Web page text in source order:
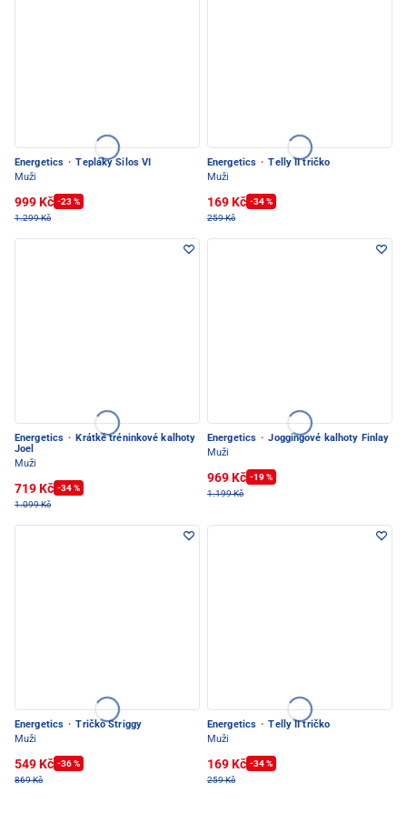
Energetics · Tepláky Silos VI
Muži
999 Kč -23 %
1.299 Kč
Energetics · Telly II tričko
Muži
169 Kč -34 %
259 Kč
Energetics · Krátké tréninkové kalhoty
Joel
Muži
719 Kč -34 %
1.099 Kč
Energetics · Joggingové kalhoty Finlay
Muži
969 Kč -19 %
1.199 Kč
Energetics · Tričko Striggy
Muži
549 Kč -36 %
869 Kč
Energetics · Telly II tričko
Muži
169 Kč -34 %
259 Kč